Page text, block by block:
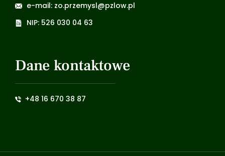
e-mail: zo.przemysl@pzlow.pl
NIP: 526 030 04 63
Dane kontaktowe
+48 16 670 38 87